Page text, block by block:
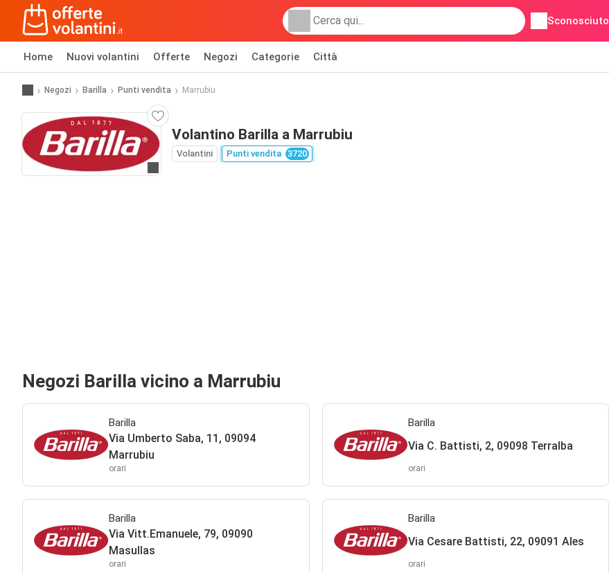
Sconosciuto
Home Nuovi volantini Offerte Negozi Categorie Città
Negozi Barilla Punti vendita Marrubiu
Volantino Barilla a Marrubiu
Volantini Punti vendita 3720
Negozi Barilla vicino a Marrubiu
Barilla
Via Umberto Saba, 11, 09094
Marrubiu
orari
Barilla
Via C. Battisti, 2, 09098 Terralba
orari
Barilla
Via Vitt.Emanuele, 79, 09090
Masullas
orari
Barilla
Via Cesare Battisti, 22, 09091 Ales
orari